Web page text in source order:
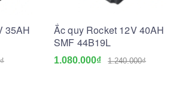
35AH
Ắc quy Rocket 12V 40AH
SMF 44B19L
1.080.000₫ 1.240.000₫